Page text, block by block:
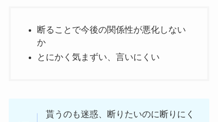
断ることで今後の関係性が悪化しない
か
とにかく気まずい、言いにくい
貰うのも迷惑、断りたいのに断りにく